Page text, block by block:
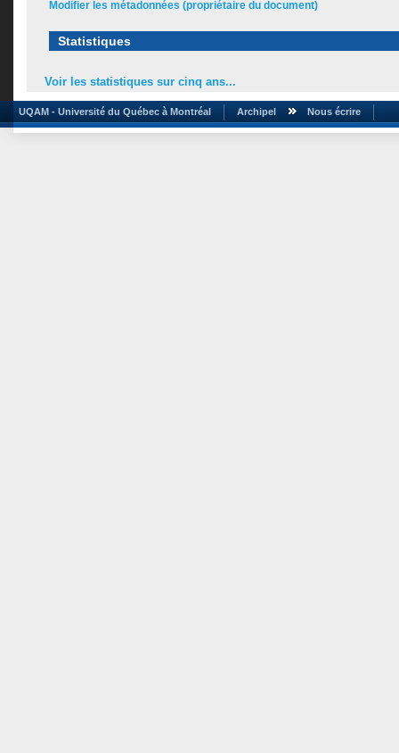
Modifier les métadonnées (propriétaire du document)
Statistiques
Voir les statistiques sur cinq ans...
UQAM - Université du Québec à Montréal Archipel Nous écrire